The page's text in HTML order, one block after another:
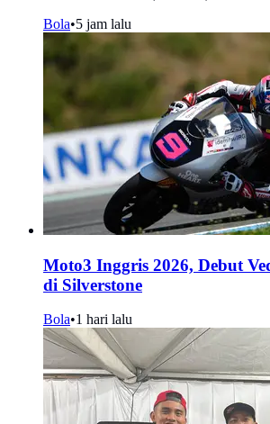
Bola•5 jam lalu
Moto3 Inggris 2026, Debut
di Silverstone
Bola•1 hari lalu